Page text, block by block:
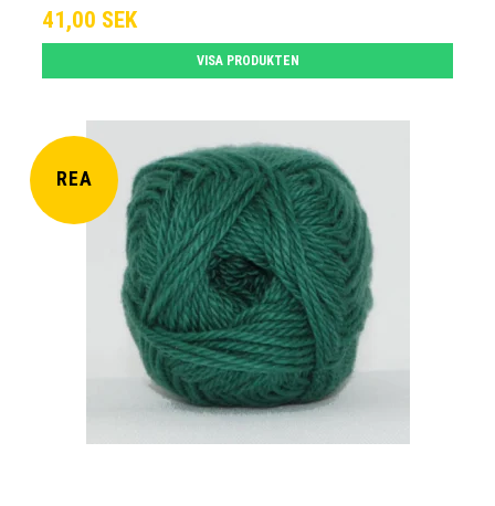
41,00 SEK
VISA PRODUKTEN
REA